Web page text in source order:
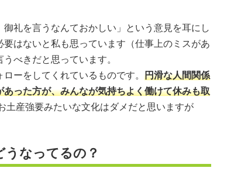
礼を言うなんておかしい」という意見を耳にし
はないと私も思っています（仕事上のミスがあ
べきだと思っています。
ーをしてくれているものです。 円滑な人間関係
った方が、みんなが気持ちよく働けて休みも取
土産強要みたいな文化はダメだと思いますが
うなってるの？